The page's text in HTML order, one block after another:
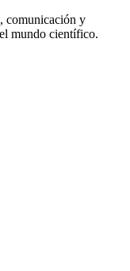
comunicación y
mundo científico.